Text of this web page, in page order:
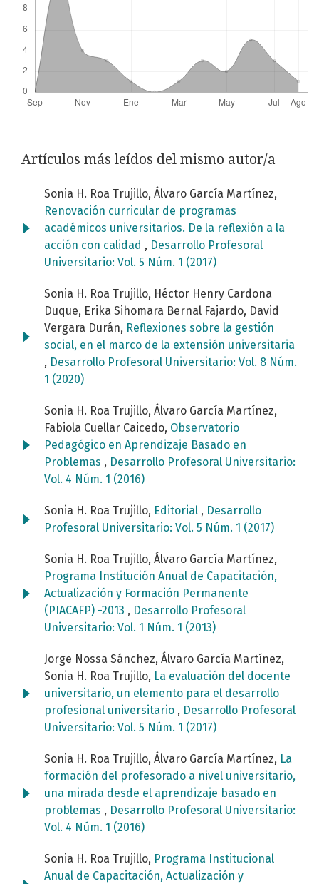
Artículos más leídos del mismo autor/a
Sonia H. Roa Trujillo, Álvaro García Martínez,
Renovación curricular de programas
académicos universitarios. De la reflexión a la
acción con calidad , Desarrollo Profesoral
Universitario: Vol. 5 Núm. 1 (2017)
Sonia H. Roa Trujillo, Héctor Henry Cardona
Duque, Erika Sihomara Bernal Fajardo, David
Vergara Durán, Reflexiones sobre la gestión
social, en el marco de la extensión universitaria
, Desarrollo Profesoral Universitario: Vol. 8 Núm.
1 (2020)
Sonia H. Roa Trujillo, Álvaro García Martínez,
Fabiola Cuellar Caicedo, Observatorio
Pedagógico en Aprendizaje Basado en
Problemas , Desarrollo Profesoral Universitario:
Vol. 4 Núm. 1 (2016)
Sonia H. Roa Trujillo, Editorial , Desarrollo
Profesoral Universitario: Vol. 5 Núm. 1 (2017)
Sonia H. Roa Trujillo, Álvaro García Martínez,
Programa Institución Anual de Capacitación,
Actualización y Formación Permanente
(PIACAFP) -2013 , Desarrollo Profesoral
Universitario: Vol. 1 Núm. 1 (2013)
Jorge Nossa Sánchez, Álvaro García Martínez,
Sonia H. Roa Trujillo, La evaluación del docente
universitario, un elemento para el desarrollo
profesional universitario , Desarrollo Profesoral
Universitario: Vol. 5 Núm. 1 (2017)
Sonia H. Roa Trujillo, Álvaro García Martínez, La
formación del profesorado a nivel universitario,
una mirada desde el aprendizaje basado en
problemas , Desarrollo Profesoral Universitario:
Vol. 4 Núm. 1 (2016)
Sonia H. Roa Trujillo, Programa Institucional
Anual de Capacitación, Actualización y